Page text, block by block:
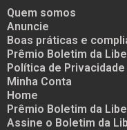
Quem somos
Anuncie
Boas práticas e
Prêmio Boletim da
Política de Privacidade
Minha Conta
Home
Prêmio Boletim da
Assine o Boletim da